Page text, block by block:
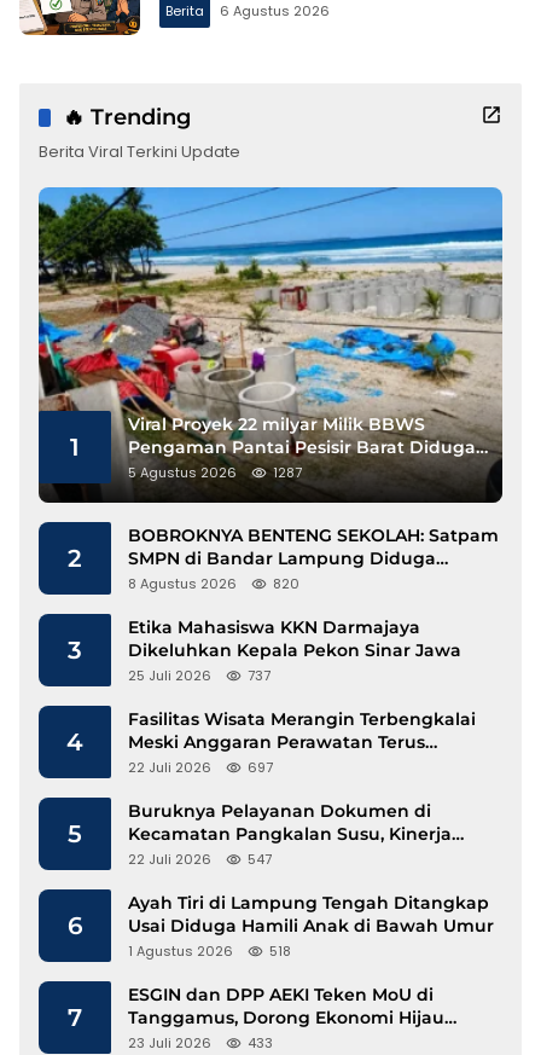
Berita 6 Agustus 2026
🔥 Trending
Berita Viral Terkini Update
1
Viral Proyek 22 milyar Milik BBWS
Pengaman Pantai Pesisir Barat Diduga
Gunakan Besi Banci
5 Agustus 2026 1287
2
BOBROKNYA BENTENG SEKOLAH: Satpam
SMPN di Bandar Lampung Diduga
Lecehkan Siswi
8 Agustus 2026 820
3
Etika Mahasiswa KKN Darmajaya
Dikeluhkan Kepala Pekon Sinar Jawa
25 Juli 2026 737
4
Fasilitas Wisata Merangin Terbengkalai
Meski Anggaran Perawatan Terus
Mengalir
22 Juli 2026 697
5
Buruknya Pelayanan Dokumen di
Kecamatan Pangkalan Susu, Kinerja
Disdukcapil Langkat Disorot
22 Juli 2026 547
6
Ayah Tiri di Lampung Tengah Ditangkap
Usai Diduga Hamili Anak di Bawah Umur
1 Agustus 2026 518
7
ESGIN dan DPP AEKI Teken MoU di
Tanggamus, Dorong Ekonomi Hijau
Berbasis Kopi dan Perdagangan Karbon
23 Juli 2026 433